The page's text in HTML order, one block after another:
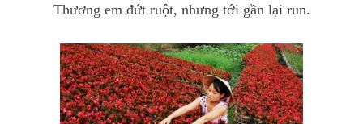
Thương em đứt ruột, nhưng tới gần lại run.